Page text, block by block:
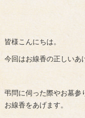
皆様こんにちは。
今回はお線香の正しいあ
弔問に伺った際やお墓参
お線香をあげます。